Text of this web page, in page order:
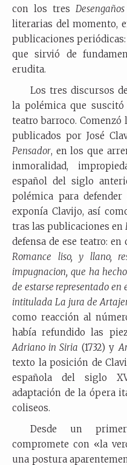
con los tres Desengaños
literarias del momento,
publicaciones
que sirvió de
erudita.
Los tres discursos
la polémica que
teatro barroco.
publicados por José
Pensador, en los que
inmoralidad,
español del siglo
polémica para
exponía Clavijo, así
tras las publicaciones en
defensa de ese teatro:
Romance liso, y llano,
impugnacion, que ha
de estarse representado en
intitulada La jura de
como reacción al
había refundido las
Adriano in Siria (1732) y
texto la posición de
española del siglo
adaptación de la ópera
coliseos.
Desde un
compromete con «la
una postura